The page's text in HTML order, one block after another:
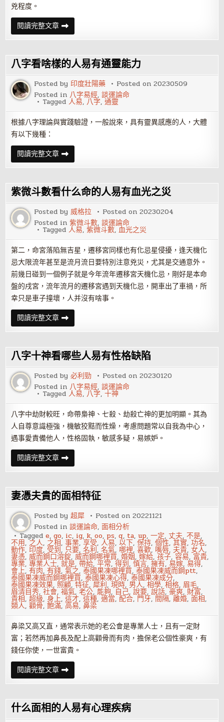
兇程度。
閱讀完整文章八
字
看
么
樣
的
人
易
出
車
禍
八字看啥樣的人易有通靈能力
Posted by 印度壯陽藥 Posted on20230509
Posted in 八字易經,談運論命
Tagged人易, 八字,通靈
根據八字理論與實踐驗證，一般說來，具有靈異感應的人，大體
有以下幾種：
閱讀完整文章八
字
看
樣
的
人
易
有
通
靈
能
力
紫微斗數看什么命的人易有血光之災
Posted by威格拉 Posted on20230204
Posted in紫微斗數,談運論命
Tagged人易,紫微斗數,血光之災
第二，命宮落陷無吉星，遷移宮同樣也有化忌星侵擾，逢天機化
忌大限流年甚至是流月流日要特別注意兇災，尤其是交通意外。
前幾日碰到一個例子就是今年流年遷移宮天機化忌，剛好是本命
盤的戌宮，流年流月的遷移宮遇到天機化忌，開車出了車禍，所
幸只是車子撞壞，人并沒有啥事。
閱讀完整文章紫
微
斗
看
什
么
命
的
人
易
有
血
之
災
八字十神看哪些人易有性格缺陷
Posted by必利勁 Posted on20230120
Posted in 八字易經,談運論命
Tagged人易, 八字,十神
八字中劫財較旺，命帶梟神、七殺、劫殺亡神的更加明顯。其為
人自尊意識極強，機敏狡黠而性燥，考慮問題常以自我為中心，
遇事愛責備他人，性格固執，敏感多疑，易嫉妒。
閱讀完整文章八
字
十
看
哪
些
人
易
有
性
格
缺
陷
妻憑夫貴的面相特征
Posted by超犀 Posted on20221121
Posted in談運論命,面相分析
Taggede,go, ic, ig, k,oo, ps,q, ta,up,一定, 丈夫,不是,
不用,之人, 之相,事業,享受,人易,以下,保持,個性,其實,功名,
動作, 印度, 受到, 只要,名利,名氣, 哪裡,喜歡, 嘴唇, 夫貴,女人,
妻憑,威而鋼口溶錠,威而鋼哪裡買,婚姻,嫁給,孩子,容易, 富貴,
專業,專業人士,就是,帶給,平常,得到,慎言,擁有,易嫁,易得,
會上,有肉,有錢,氣之,泰國果凍哪裡買,泰國果凍威而鋼ptt,
泰國果凍威而鋼哪裡買,泰國果凍心得,泰國果凍成分,
泰國果凍效果, 照顧,特征,犀利,現時, 男人,相學,相格,眉毛,
眉清目秀,社會,福氣,老公,能夠, 自己,說要,說話,豪爽, 財富,
貴相,超級,身上,這才,這種,適當,配合, 門牙, 間隔,離婚,面相,
類人,顴骨,飽滿,高易,鼻梁
鼻梁又高又直，通常表示她的老公會是專業人士，且有一定財
富；若然再加鼻長及配上高顴骨而有肉，擔保老公個性豪爽，有
錢任你使，一世富貴。
閱讀完整文章妻
憑
夫
的
面
相
特
什么面相的人易有心理疾病